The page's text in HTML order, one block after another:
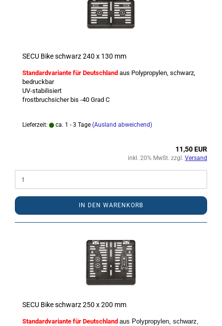
SECU Bike schwarz 240 x 130 mm
Standardvariante für Deutschland aus Polypropylen, schwarz,
bedruckbar
UV-stabilisiert
frostbruchsicher bis -40 Grad C
Lieferzeit: ca. 1 - 3 Tage (Ausland abweichend)
11,50 EUR
inkl. 20% MwSt. zzgl. Versand
IN DEN WARENKORB
SECU Bike schwarz 250 x 200 mm
Standardvariante für Deutschland aus Polypropylen, schwarz,